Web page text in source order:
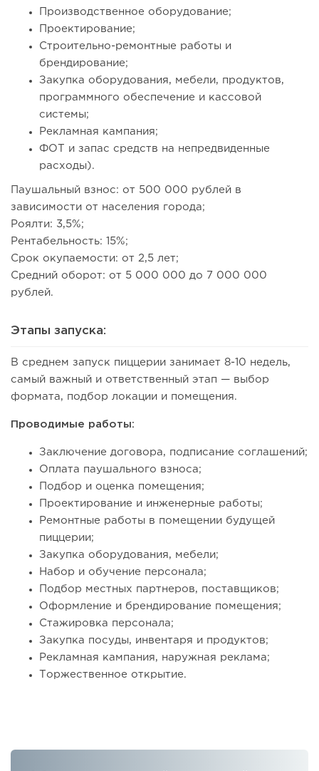
Производственное оборудование;
Проектирование;
Строительно-ремонтные работы и
брендирование;
Закупка оборудования, мебели, продуктов,
программного обеспечение и кассовой
системы;
Рекламная кампания;
ФОТ и запас средств на непредвиденные
расходы).
Паушальный взнос: от 500 000 рублей в
зависимости от населения города;
Роялти: 3,5%;
Рентабельность: 15%;
Срок окупаемости: от 2,5 лет;
Средний оборот: от 5 000 000 до 7 000 000
рублей.
Этапы запуска:
В среднем запуск пиццерии занимает 8-10 недель,
самый важный и ответственный этап — выбор
формата, подбор локации и помещения.
Проводимые работы:
Заключение договора, подписание соглашений;
Оплата паушального взноса;
Подбор и оценка помещения;
Проектирование и инженерные работы;
Ремонтные работы в помещении будущей
пиццерии;
Закупка оборудования, мебели;
Набор и обучение персонала;
Подбор местных партнеров, поставщиков;
Оформление и брендирование помещения;
Стажировка персонала;
Закупка посуды, инвентаря и продуктов;
Рекламная кампания, наружная реклама;
Торжественное открытие.